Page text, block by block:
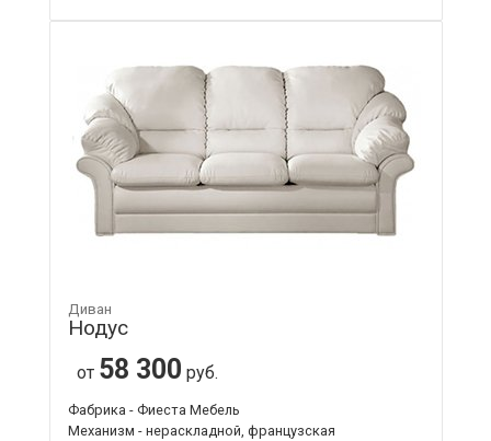
Диван
Нодус
от 58 300 руб.
Фабрика - Фиеста Мебель
Механизм - нераскладной, французская